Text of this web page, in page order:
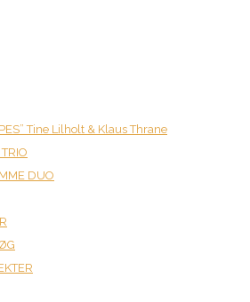
Tine Lilholt & Klaus Thrane
DUO